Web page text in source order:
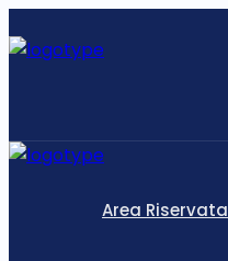
Area Riservata